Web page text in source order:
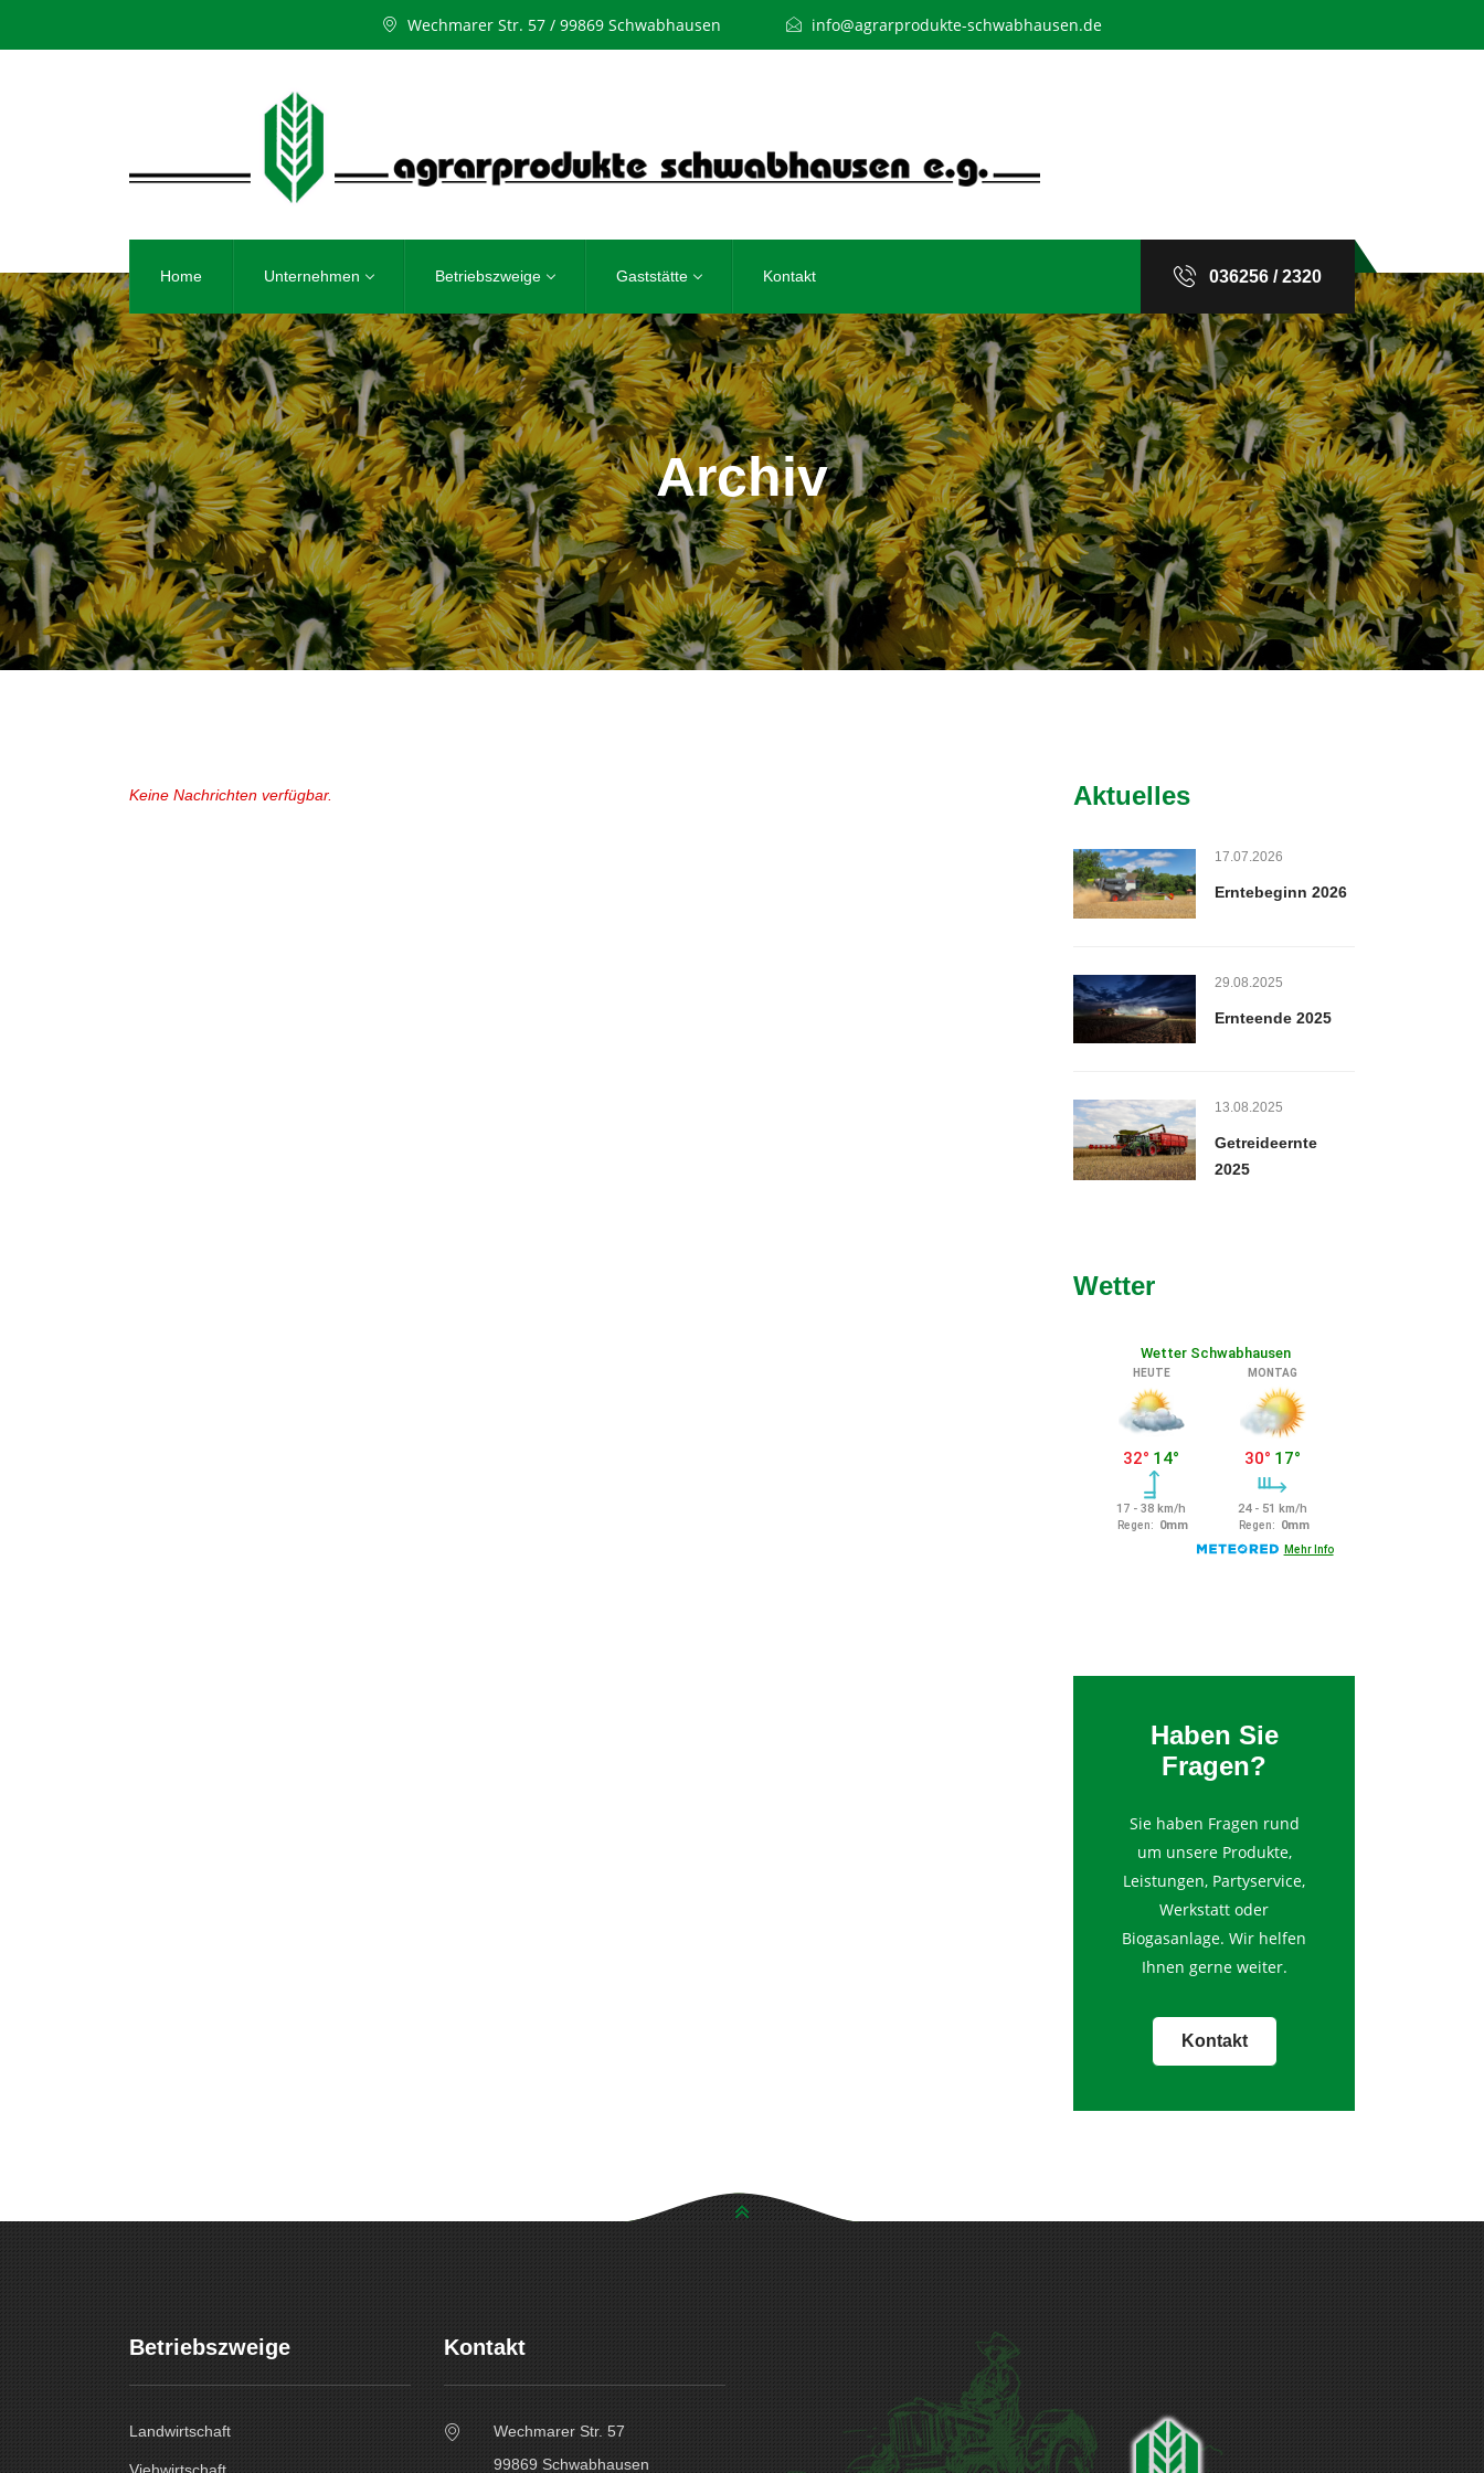
Wechmarer Str. 57 / 99869 Schwabhausen info@agrarprodukte-schwabhausen.de
Home Unternehmen Betriebszweige Gaststätte Kontakt 036256 / 2320
Archiv
Keine Nachrichten verfügbar. Aktuelles
17.07.2026
Erntebeginn 2026
29.08.2025
Ernteende 2025
13.08.2025
Getreideernte
2025
Wetter
Haben Sie
Fragen?
Sie haben Fragen rund
um unsere Produkte,
Leistungen, Partyservice,
Werkstatt oder
Biogasanlage. Wir helfen
Ihnen gerne weiter.
Kontakt
Betriebszweige
Landwirtschaft
Viehwirtschaft
Kontakt
Wechmarer Str. 57
99869 Schwabhausen